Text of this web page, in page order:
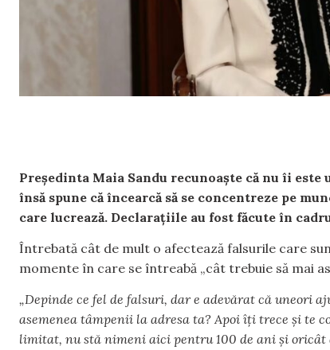
Președinta Maia Sandu recunoaște că nu îi
însă spune că încearcă să se concentreze pe
care lucrează. Declarațiile au fost făcute în
Întrebată cât de mult o afectează falsurile care
momente în care se întreabă „cât trebuie să mai
„Depinde ce fel de falsuri, dar e adevărat că uneori
asemenea tâmpenii la adresa ta? Apoi îți trece și
limitat, nu stă nimeni aici pentru 100 de ani și